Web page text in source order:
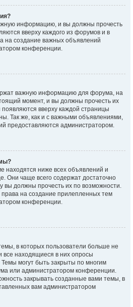
информацию, и вы должны прочесть
вверху каждого из форумов и в
на создание важных объявлений
конференции.
важную информацию для форума, на
момент, и вы должны прочесть их
вверху каждой страницы
Так же, как и с важными объявлениями,
предоставляются администратором.
находятся ниже всех объявлений и
Они чаще всего содержат достаточно
должны прочесть их по возможности.
права на создание прилепленных тем
конференции.
в которых пользователи больше не
все находящиеся в них опросы
могут быть закрыты по многим
или администратором конференции.
закрывать созданные вами темы, в
вам администратором